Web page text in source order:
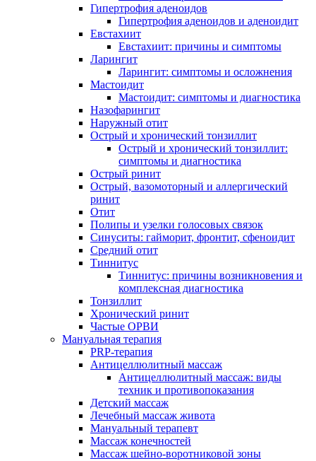
Гипертрофия аденоидов
Гипертрофия аденоидов и аденоидит
Евстахиит
Евстахиит: причины и симптомы
Ларингит
Ларингит: симптомы и осложнения
Мастоидит
Мастоидит: симптомы и диагностика
Назофарингит
Наружный отит
Острый и хронический тонзиллит
Острый и хронический тонзиллит:
симптомы и диагностика
Острый ринит
Острый, вазомоторный и аллергический
ринит
Отит
Полипы и узелки голосовых связок
Синуситы: гайморит, фронтит, сфеноидит
Средний отит
Тиннитус
Тиннитус: причины возникновения и
комплексная диагностика
Тонзиллит
Хронический ринит
Частые ОРВИ
Мануальная терапия
PRP-терапия
Антицеллюлитный массаж
Антицеллюлитный массаж: виды
техник и противопоказания
Детский массаж
Лечебный массаж живота
Мануальный терапевт
Массаж конечностей
Массаж шейно-воротниковой зоны